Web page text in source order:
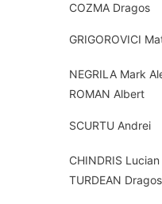
COZMA Dragos
GRIGOROVICI
NEGRILA Mark
ROMAN Albert
SCURTU Andrei
CHINDRIS Lucian
TURDEAN Dragos